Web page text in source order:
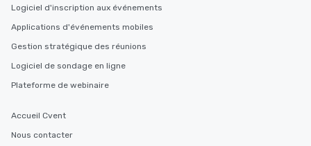
Logiciel d'inscription aux événements
Applications d'événements mobiles
Gestion stratégique des réunions
Logiciel de sondage en ligne
Plateforme de webinaire
Accueil Cvent
Nous contacter